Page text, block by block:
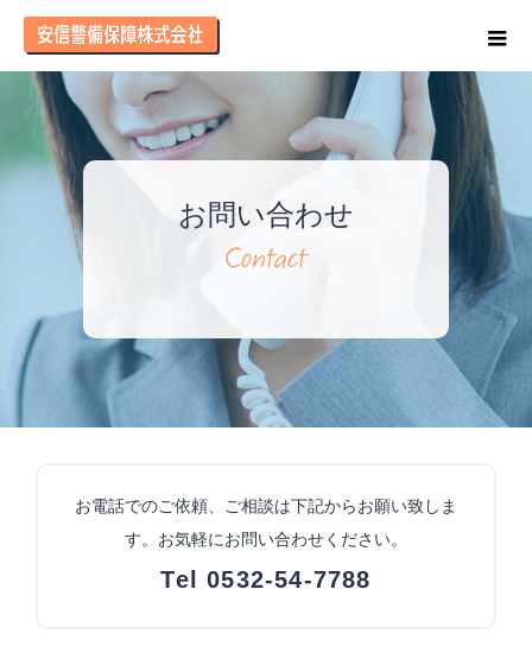
お問い合わせ
お電話でのご依頼、ご相談は下記からお願い致しま
す。お気軽にお問い合わせください。
Tel 0532-54-7788